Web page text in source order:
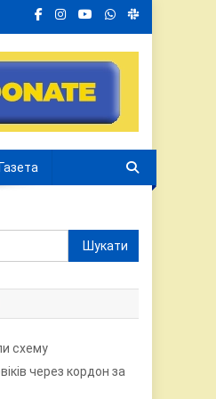
Газета
Пошук:
схему
через кордон за